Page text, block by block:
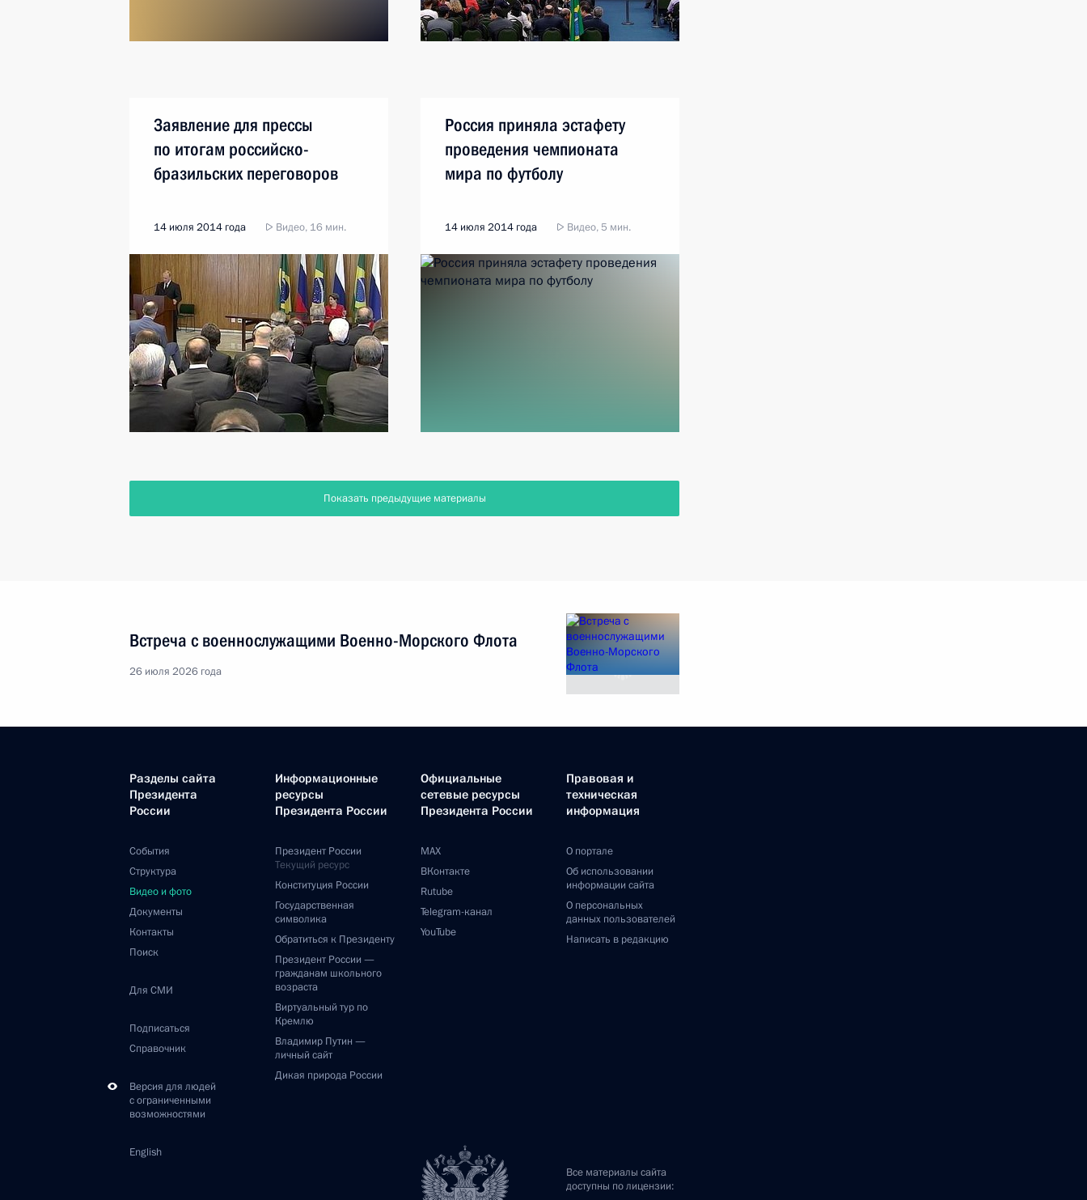
Заявление для прессы
по итогам российско-
бразильских переговоров
14 июля 2014 года Видео, 16 мин.
Россия приняла эстафету
проведения чемпионата
мира по футболу
14 июля 2014 года Видео, 5 мин.
Показать предыдущие материалы
Встреча с военнослужащими Военно-Морского Флота
26 июля 2026 года
Разделы сайта
Президента
России
События
Структура
Видео и фото
Документы
Контакты
Поиск
Для СМИ
Подписаться
Справочник
Версия для людей
с ограниченными
возможностями
English
Информационные
ресурсы
Президента России
Президент России
Текущий ресурс
Конституция России
Государственная
символика
Обратиться к Президенту
Президент России —
гражданам школьного
возраста
Виртуальный тур по
Кремлю
Владимир Путин —
личный сайт
Дикая природа России
Официальные
сетевые ресурсы
Президента России
MAX
ВКонтакте
Rutube
Telegram-канал
YouTube
Правовая и
техническая
информация
О портале
Об использовании
информации сайта
О персональных
данных пользователей
Написать в редакцию
Все материалы сайта
доступны по лицензии: